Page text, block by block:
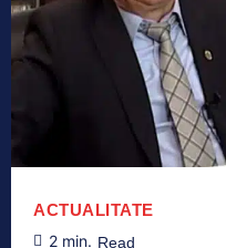
ACTUALITATE
2 min. Read